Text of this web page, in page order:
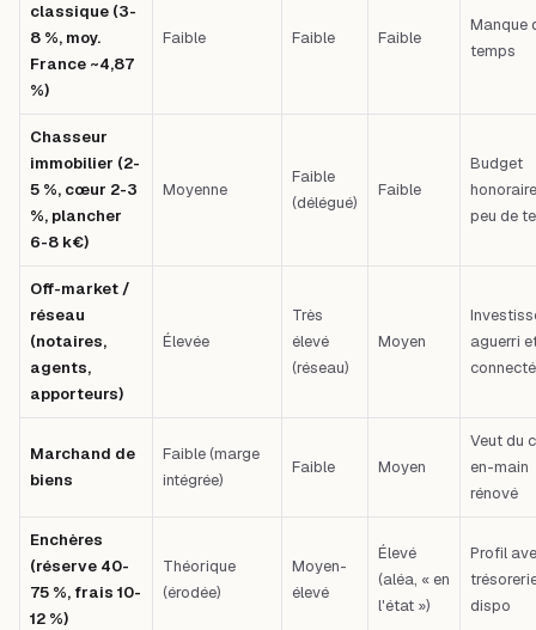
classique (3-
8 %, moy.
France ~4,87
%)
Faible Faible Faible
Manque
temps
Chasseur
immobilier (2-
5 %, cœur 2-3
%, plancher
6-8 k€)
Moyenne
Faible
(délégué)
Faible
Budget
peu de
Off-market /
réseau
(notaires,
agents,
apporteurs)
Élevée
Très
élevé
(réseau)
Moyen
aguerri
connecté
Marchand de
biens
Faible (marge
intégrée)
Faible Moyen
Veut du
en-main
rénové
Enchères
(réserve 40-
75 %, frais 10-
12 %)
Théorique
(érodée)
Moyen-
élevé
Élevé
(aléa, « en
l'état »)
Profil
dispo